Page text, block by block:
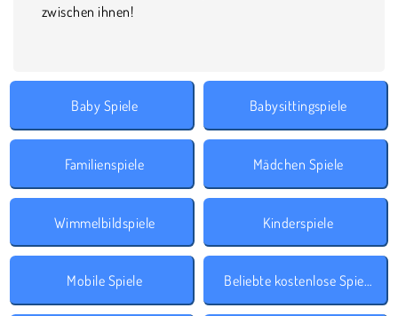
zwischen ihnen!
Baby Spiele Babysittingspiele
Familienspiele Mädchen Spiele
Wimmelbildspiele Kinderspiele
Mobile Spiele Beliebte kostenlose Spiele